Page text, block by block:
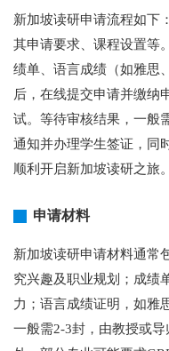
新加坡读研申请流程如下
其申请要求、课程设置等
绩单、语言成绩（如雅思
后，在线提交申请并缴纳
试。等待审核结果，一般
通知并办理学生签证，同
顺利开启新加坡读研之旅。
申请材料
新加坡读研申请材料通常
究兴趣及职业规划；成绩
力；语言成绩证明，如雅
一般需2-3封，由教授或